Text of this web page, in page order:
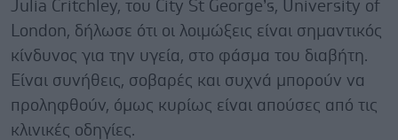
Julia Critchley, του City St George’s, University of
London, δήλωσε ότι οι λοιμώξεις είναι σημαντικός
κίνδυνος για την υγεία, στο φάσμα του διαβήτη.
Είναι συνήθεις, σοβαρές και συχνά μπορούν να
προληφθούν, όμως κυρίως είναι απούσες από τις
κλινικές οδηγίες.